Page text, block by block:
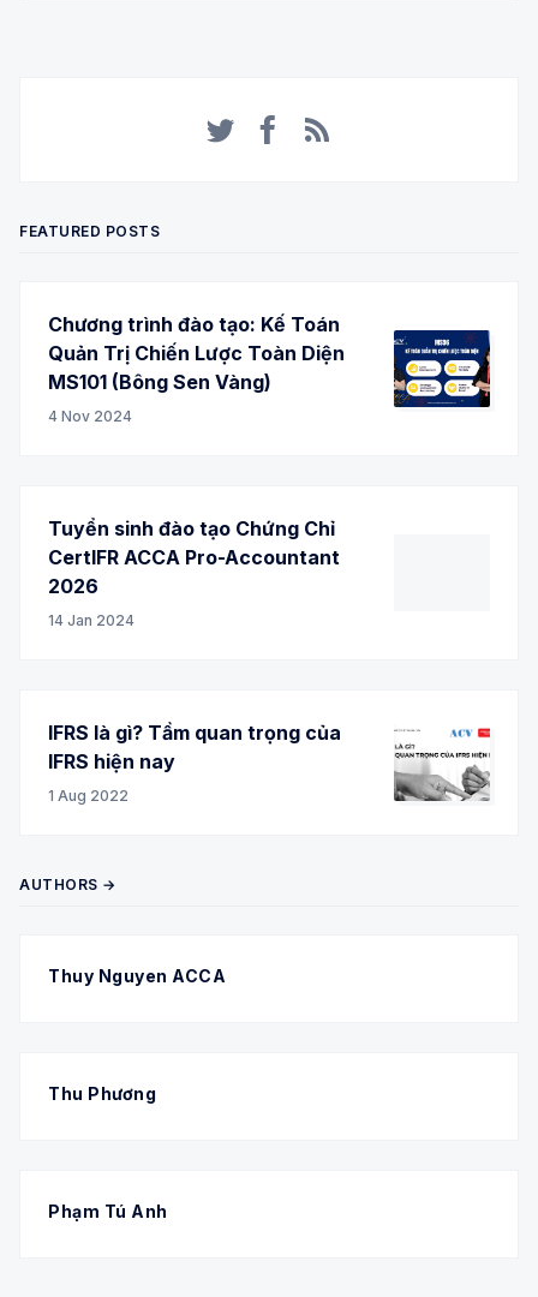
FEATURED POSTS
Chương trình đào tạo: Kế Toán
Quản Trị Chiến Lược Toàn Diện
MS101 (Bông Sen Vàng)
4 Nov 2024
Tuyển sinh đào tạo Chứng Chỉ
CertIFR ACCA Pro-Accountant
2026
14 Jan 2024
IFRS là gì? Tầm quan trọng của
IFRS hiện nay
1 Aug 2022
AUTHORS →
Thuy Nguyen ACCA
Thu Phương
Phạm Tú Anh